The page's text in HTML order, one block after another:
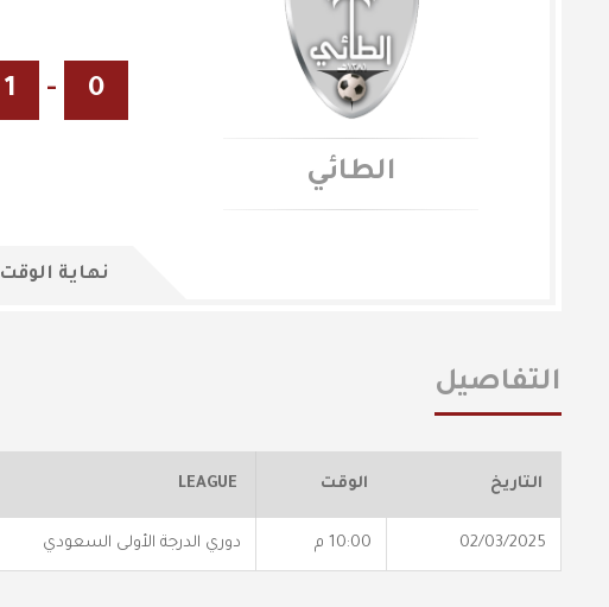
الطائي
0
-
1
نهاية الوقت
التفاصيل
التاريخ الوقت LEAGUE
02/03/2025 10:00 م دوري الدرجة الأولى السعودي